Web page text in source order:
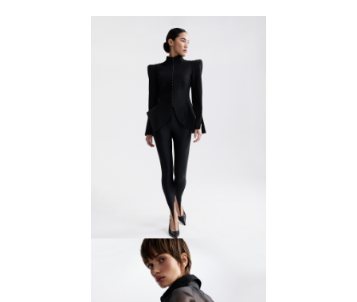
Жакет скульптурный с
акцентными плечами
18 900 ₽